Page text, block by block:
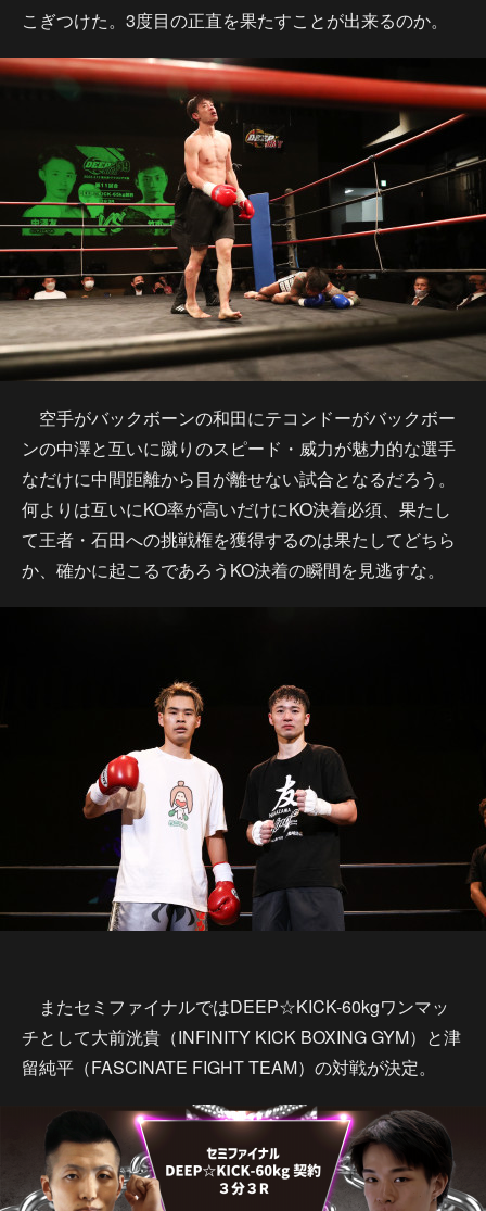
こぎつけた。3度目の正直を果たすことが出来るのか。
空手がバックボーンの和田にテコンドーがバックボー
ンの中澤と互いに蹴りのスピード・威力が魅力的な選手
なだけに中間距離から目が離せない試合となるだろう。
何よりは互いにKO率が高いだけにKO決着必須、果たし
て王者・石田への挑戦権を獲得するのは果たしてどちら
か、確かに起こるであろうKO決着の瞬間を見逃すな。
またセミファイナルではDEEP☆KICK-60kgワンマッ
チとして大前洸貴（INFINITY KICK BOXING GYM）と津
留純平（FASCINATE FIGHT TEAM）の対戦が決定。